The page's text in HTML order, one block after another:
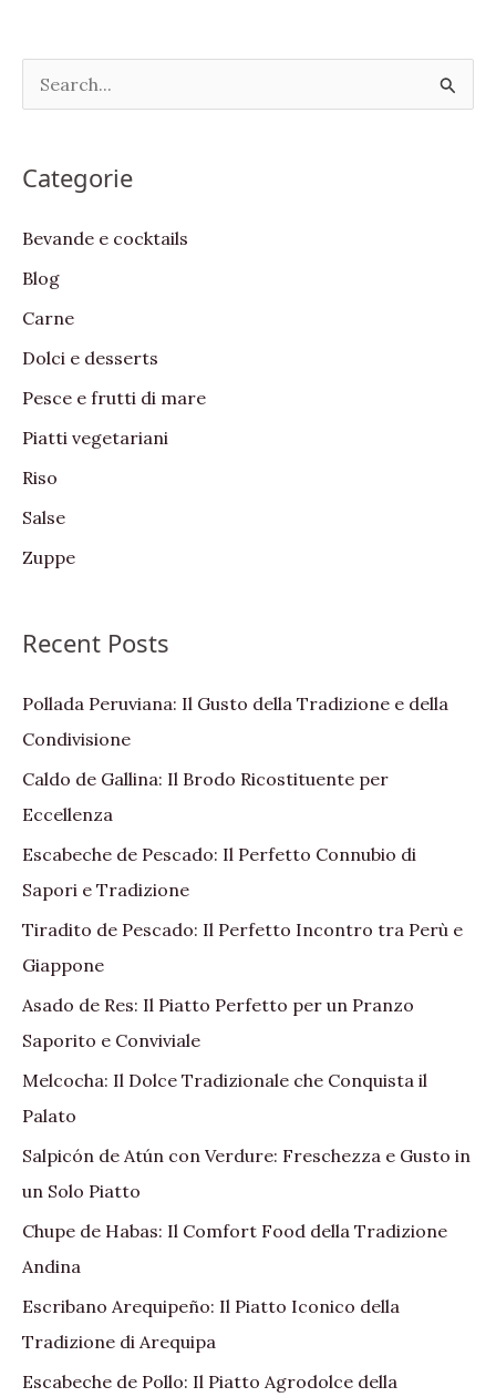
e
r
f
o
r
:
Categorie
Bevande e cocktails
Blog
Carne
Dolci e desserts
Pesce e frutti di mare
Piatti vegetariani
Riso
Salse
Zuppe
Recent Posts
Pollada Peruviana: Il Gusto della Tradizione e della
Condivisione
Caldo de Gallina: Il Brodo Ricostituente per
Eccellenza
Escabeche de Pescado: Il Perfetto Connubio di
Sapori e Tradizione
Tiradito de Pescado: Il Perfetto Incontro tra Perù e
Giappone
Asado de Res: Il Piatto Perfetto per un Pranzo
Saporito e Conviviale
Melcocha: Il Dolce Tradizionale che Conquista il
Palato
Salpicón de Atún con Verdure: Freschezza e Gusto in
un Solo Piatto
Chupe de Habas: Il Comfort Food della Tradizione
Andina
Escribano Arequipeño: Il Piatto Iconico della
Tradizione di Arequipa
Escabeche de Pollo: Il Piatto Agrodolce della